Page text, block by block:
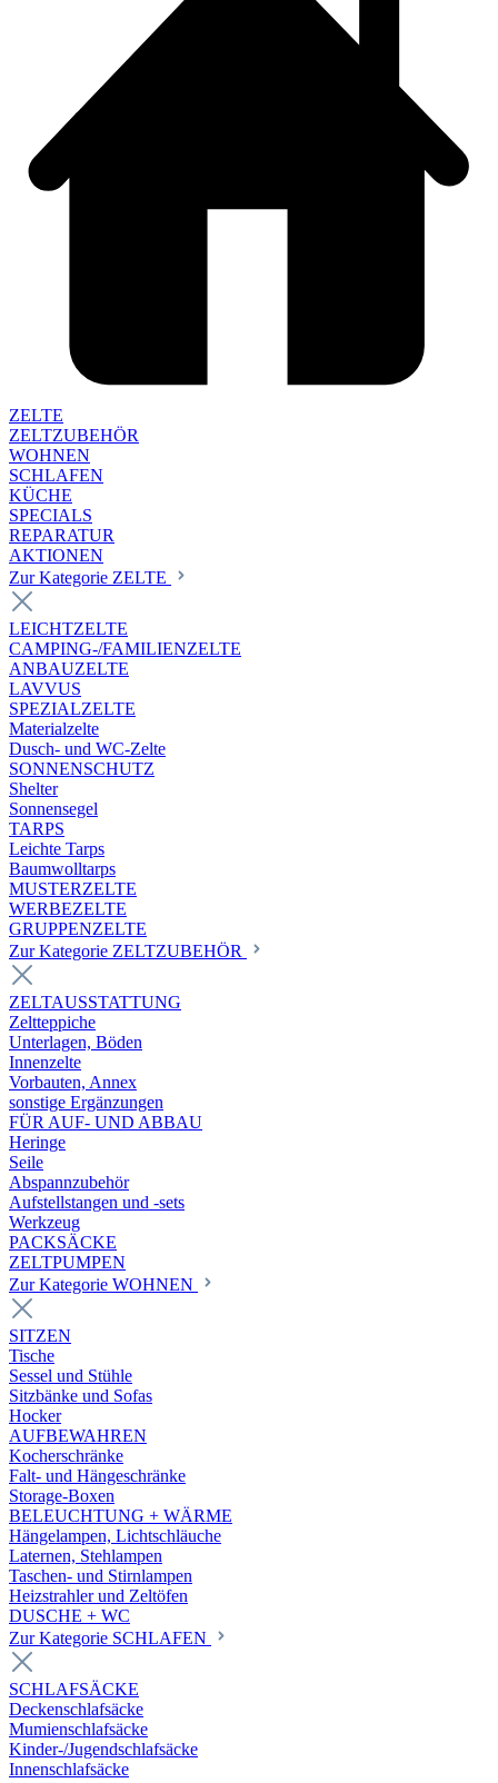
ZELTE
ZELTZUBEHÖR
WOHNEN
SCHLAFEN
KÜCHE
SPECIALS
REPARATUR
AKTIONEN
Zur Kategorie ZELTE
LEICHTZELTE
CAMPING-/FAMILIENZELTE
ANBAUZELTE
LAVVUS
SPEZIALZELTE
Materialzelte
Dusch- und WC-Zelte
SONNENSCHUTZ
Shelter
Sonnensegel
TARPS
Leichte Tarps
Baumwolltarps
MUSTERZELTE
WERBEZELTE
GRUPPENZELTE
Zur Kategorie ZELTZUBEHÖR
ZELTAUSSTATTUNG
Zeltteppiche
Unterlagen, Böden
Innenzelte
Vorbauten, Annex
sonstige Ergänzungen
FÜR AUF- UND ABBAU
Heringe
Seile
Abspannzubehör
Aufstellstangen und -sets
Werkzeug
PACKSÄCKE
ZELTPUMPEN
Zur Kategorie WOHNEN
SITZEN
Tische
Sessel und Stühle
Sitzbänke und Sofas
Hocker
AUFBEWAHREN
Kocherschränke
Falt- und Hängeschränke
Storage-Boxen
BELEUCHTUNG + WÄRME
Hängelampen, Lichtschläuche
Laternen, Stehlampen
Taschen- und Stirnlampen
Heizstrahler und Zeltöfen
DUSCHE + WC
Zur Kategorie SCHLAFEN
SCHLAFSÄCKE
Deckenschlafsäcke
Mumienschlafsäcke
Kinder-/Jugendschlafsäcke
Innenschlafsäcke